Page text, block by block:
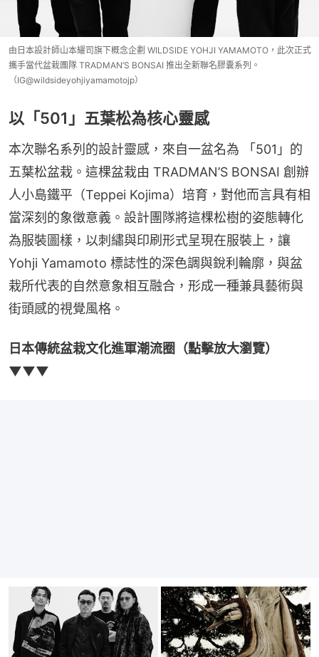
由日本設計師山本耀司旗下概念企劃 WILDSIDE YOHJI YAMAMOTO，此次正式
攜手當代盆栽團隊 TRADMAN’S BONSAI 推出全新聯名膠囊系列。
（IG@wildsideyohjiyamamotojp）
以「501」五葉松為核心靈感
本次聯名系列的設計靈感，來自一盆名為 「501」的
五葉松盆栽。這棵盆栽由 TRADMAN’S BONSAI 創辦
人小島鐵平（Teppei Kojima）培育，對他而言具有相
當深刻的象徵意義。設計團隊將這棵松樹的姿態轉化
為服裝圖樣，以刺繡與印刷形式呈現在服裝上，讓
Yohji Yamamoto 標誌性的深色調與銳利輪廓，與盆
栽所代表的自然意象相互融合，形成一種兼具藝術與
街頭感的視覺風格。
日本傳統盆栽文化進軍潮流圈（點擊放大瀏覽）
▼▼▼